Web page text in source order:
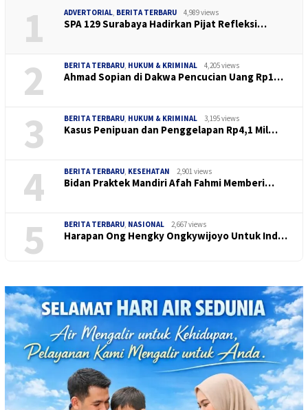
1 ADVERTORIAL, BERITA TERBARU 4,989 views
SPA 129 Surabaya Hadirkan Pijat Refleksi…
2 BERITA TERBARU, HUKUM & KRIMINAL 4,205 views
Ahmad Sopian di Dakwa Pencucian Uang Rp1…
3 BERITA TERBARU, HUKUM & KRIMINAL 3,195 views
Kasus Penipuan dan Penggelapan Rp4,1 Mil…
4 BERITA TERBARU, KESEHATAN 2,901 views
Bidan Praktek Mandiri Afah Fahmi Memberi…
5 BERITA TERBARU, NASIONAL 2,667 views
Harapan Ong Hengky Ongkywijoyo Untuk Ind…